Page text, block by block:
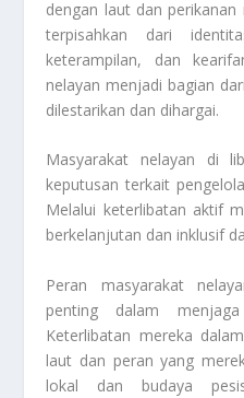
dengan laut dan
terpisahkan dari
keterampilan, dan
nelayan menjadi bagian
dilestarikan dan dihargai.
Masyarakat nelayan di
keputusan terkait
Melalui keterlibatan aktif
berkelanjutan dan inklusif
Peran masyarakat
penting dalam
Keterlibatan mereka
laut dan peran yang
lokal dan budaya